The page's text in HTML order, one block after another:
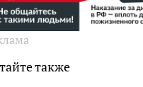
также